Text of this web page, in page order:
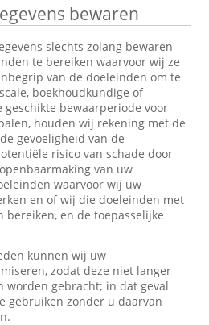
bewaren
slechts zolang bewaren
te bereiken waarvoor wij ze
van de doeleinden om te
boekhoudkundige of
geschikte bewaarperiode voor
houden wij rekening met de
gevoeligheid van de
risico van schade door
van uw
waarvoor wij uw
en of wij die doeleinden met
en de toepasselijke
kunnen wij uw
zodat deze niet langer
worden gebracht; in dat geval
gebruiken zonder u daarvan